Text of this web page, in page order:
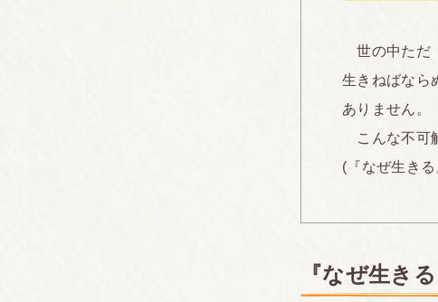
世の中ただ
生きねばなら
ありません。
こんな不可
(『なぜ生き
『なぜ生き